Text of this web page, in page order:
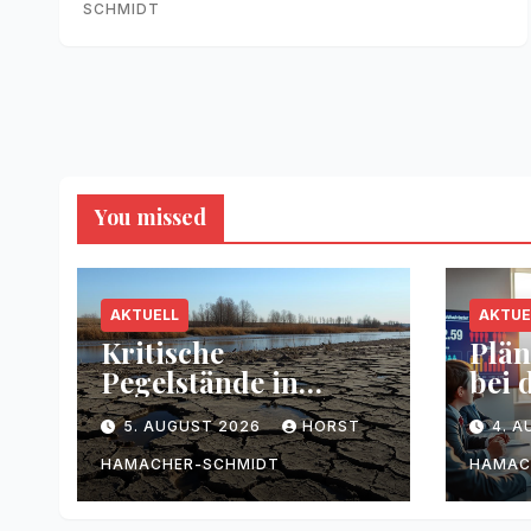
SCHMIDT
You missed
AKTUELL
Kritische
Pegelstände in
Flüssen durch
Trockenheit
5. AUGUST 2026 HORST
HAMACHER-SCHMIDT
bei
4.